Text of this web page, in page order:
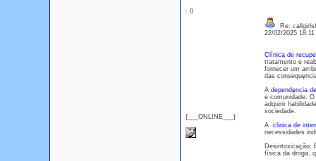
: 0
{___ONLINE___}
Re:
22/02/2025
Clínica de
tratamento e
fornecer um
das
A dependęncia
e comunidade.
adquirir
sociedade.
A clinica de
necessidades
Desintoxicaçăo:
física da droga,